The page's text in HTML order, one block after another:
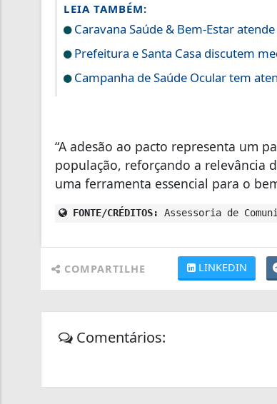
LEIA TAMBÉM:
Caravana Saúde & Bem-Estar
Prefeitura e Santa Casa discutem
Campanha de Saúde Ocular tem
“A adesão ao pacto representa um
população, reforçando a relevância
uma ferramenta essencial para o
FONTE/CRÉDITOS: Assessoria de
COMPARTILHE LINKEDIN
Comentários: